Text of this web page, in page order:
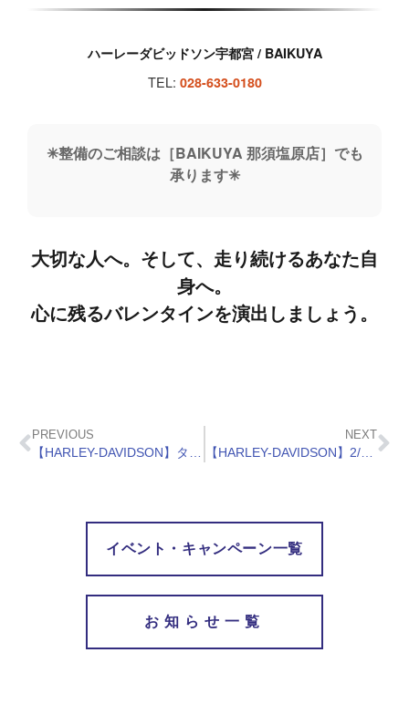
ハーレーダビッドソン宇都宮 / BAIKUYA
TEL: 028-633-0180
✳︎整備のご相談は［BAIKUYA 那須塩原店］でも
承ります✳︎
大切な人へ。そして、走り続けるあなた自
身へ。
心に残るバレンタインを演出しましょう。
PREVIOUS
【HARLEY-DAVIDSON】タイヤフェア2026
NEXT
【HARLEY-DAVIDSON】2/15 ツーリング参加者募集中
イベント・キャンペーン一覧
お知らせ一覧